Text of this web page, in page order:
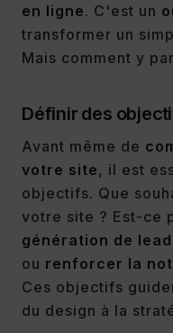
en ligne. C'est un
transformer un
Mais comment y
Définir des
Avant même de
votre site, il est
objectifs. Que
votre site ? Est-ce
génération de
ou renforcer la
Ces objectifs
du design à la